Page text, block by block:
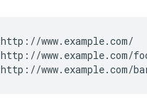
http://www.example.com/
http://www.example.com/